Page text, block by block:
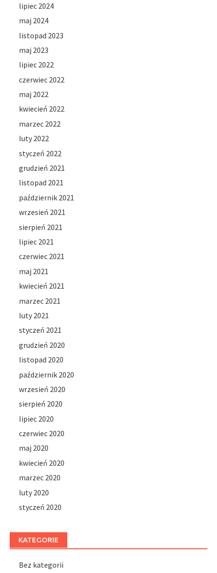
lipiec 2024
maj 2024
listopad 2023
maj 2023
lipiec 2022
czerwiec 2022
maj 2022
kwiecień 2022
marzec 2022
luty 2022
styczeń 2022
grudzień 2021
listopad 2021
październik 2021
wrzesień 2021
sierpień 2021
lipiec 2021
czerwiec 2021
maj 2021
kwiecień 2021
marzec 2021
luty 2021
styczeń 2021
grudzień 2020
listopad 2020
październik 2020
wrzesień 2020
sierpień 2020
lipiec 2020
czerwiec 2020
maj 2020
kwiecień 2020
marzec 2020
luty 2020
styczeń 2020
KATEGORIE
Bez kategorii